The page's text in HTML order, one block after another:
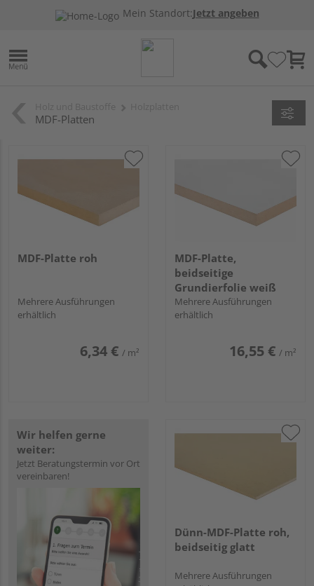
Mein Standort:Jetzt angeben
MDF-Platten
MDF-Platte roh
Mehrere Ausführungen
erhältlich
6,34 € / m²
MDF-Platte,
beidseitige
Grundierfolie weiß
Mehrere Ausführungen
erhältlich
16,55 € / m²
Wir helfen gerne
weiter:
Jetzt Beratungstermin vor Ort
vereinbaren!
Dünn-MDF-Platte roh,
beidseitig glatt
Mehrere Ausführungen